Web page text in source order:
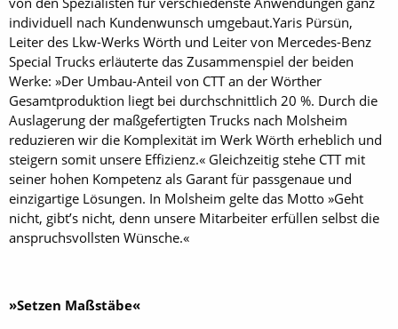
individuell nach Kundenwunsch umgebaut.Yaris Pürsün,
Leiter des Lkw-Werks Wörth und Leiter von Mercedes-Benz
Special Trucks erläuterte das Zusammenspiel der beiden
Werke: »Der Umbau-Anteil von CTT an der Wörther
Gesamtproduktion liegt bei durchschnittlich 20 %. Durch die
Auslagerung der maßgefertigten Trucks nach Molsheim
reduzieren wir die Komplexität im Werk Wörth erheblich und
steigern somit unsere Effizienz.« Gleichzeitig stehe CTT mit
seiner hohen Kompetenz als Garant für passgenaue und
einzigartige Lösungen. In Molsheim gelte das Motto »Geht
nicht, gibt’s nicht, denn unsere Mitarbeiter erfüllen selbst die
anspruchsvollsten Wünsche.«
»Setzen Maßstäbe«